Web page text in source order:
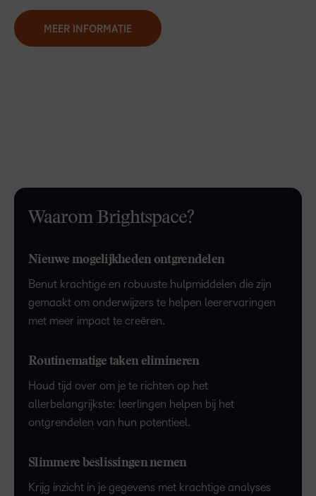
MEER INFORMATIE
Waarom Brightspace?
Nieuwe mogelijkheden ontgrendelen
Benut krachtige en robuuste hulpmiddelen die zijn
gemaakt om onderwijzers te helpen leerervaringen
met meer impact te creëren.
Routinematige taken elimineren
Houd tijd over om je te richten op het
allerbelangrijkste: leerlingen helpen bij het
ontgrendelen van hun potentieel.
Slimmere beslissingen nemen
Krijg inzicht in je gegevens met krachtige analyses